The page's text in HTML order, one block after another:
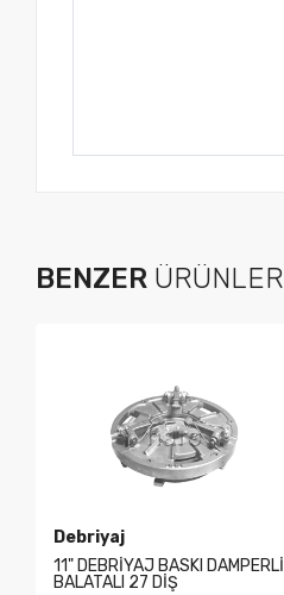
BENZER ÜRÜNLER
Debriyaj
11" DEBRİYAJ BASKI DAMPERLİ
BALATALI 27 DİŞ